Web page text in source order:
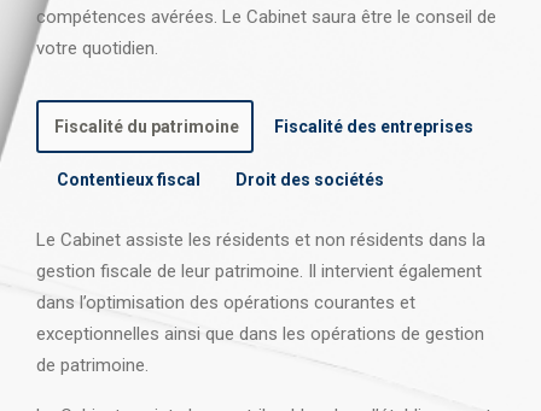
compétences avérées. Le Cabinet saura être le conseil de
votre quotidien.
Fiscalité du patrimoine Fiscalité des entreprises
Contentieux fiscal Droit des sociétés
Le Cabinet assiste les résidents et non résidents dans la
gestion fiscale de leur patrimoine. Il intervient également
dans l’optimisation des opérations courantes et
exceptionnelles ainsi que dans les opérations de gestion
de patrimoine.